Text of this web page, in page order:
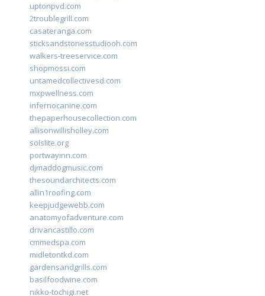
uptonpvd.com
2troublegrill.com
casateranga.com
sticksandstonesstudiooh.com
walkers-treeservice.com
shopmossi.com
untamedcollectivesd.com
mxpwellness.com
infernocanine.com
thepaperhousecollection.com
allisonwillisholley.com
solslite.org
portwayinn.com
djmaddogmusic.com
thesoundarchitects.com
allin1roofing.com
keepjudgewebb.com
anatomyofadventure.com
drivancastillo.com
cmmedspa.com
midletontkd.com
gardensandgrills.com
basilfoodwine.com
nikko-tochigi.net